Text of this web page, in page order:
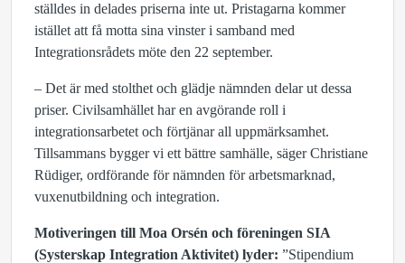
ställdes in delades priserna inte ut. Pristagarna kommer
istället att få motta sina vinster i samband med
Integrationsrådets möte den 22 september.
– Det är med stolthet och glädje nämnden delar ut dessa
priser. Civilsamhället har en avgörande roll i
integrationsarbetet och förtjänar all uppmärksamhet.
Tillsammans bygger vi ett bättre samhälle, säger Christiane
Rüdiger, ordförande för nämnden för arbetsmarknad,
vuxenutbildning och integration.
Motiveringen till Moa Orsén och föreningen SIA
(Systerskap Integration Aktivitet) lyder: ”Stipendium